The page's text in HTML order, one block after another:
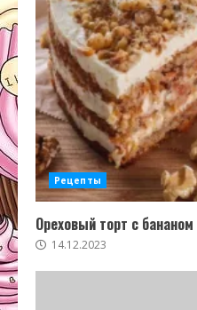
Рецепты
Ореховый торт с бананом
14.12.2023